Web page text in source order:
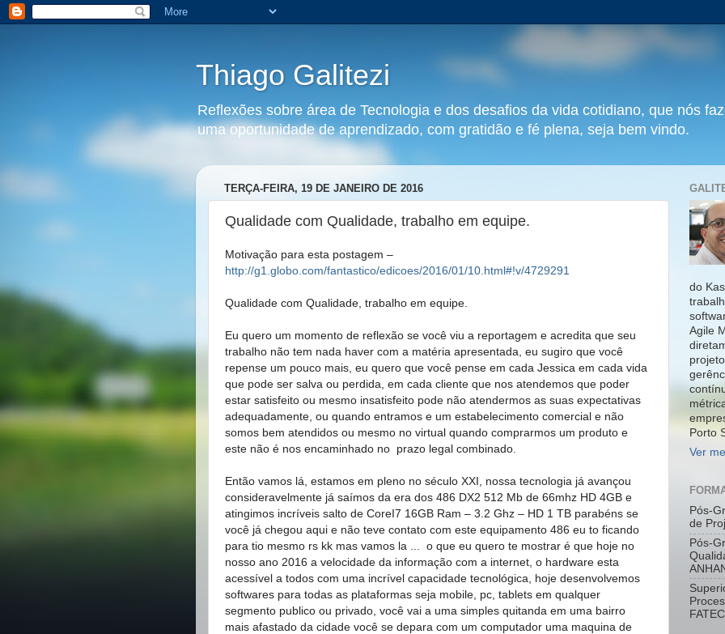
Thiago Galitezi
Reflexões sobre área de Tecnologia e dos desafios da vida cotidiano, que nós
uma oportunidade de aprendizado, com gratidão e fé plena, seja bem vindo.
TERÇA-FEIRA, 19 DE JANEIRO DE 2016
Qualidade com Qualidade, trabalho em equipe.
Motivação para esta postagem –
http://g1.globo.com/fantastico/edicoes/2016/01/10.html#!v/4729291
Qualidade com Qualidade, trabalho em equipe.
Eu quero um momento de reflexão se você viu a reportagem e acredita que seu
trabalho não tem nada haver com a matéria apresentada, eu sugiro que você
repense um pouco mais, eu quero que você pense em cada Jessica em cada vida
que pode ser salva ou perdida, em cada cliente que nos atendemos que poder
estar satisfeito ou mesmo insatisfeito pode não atendermos as suas expectativas
adequadamente, ou quando entramos e um estabelecimento comercial e não
somos bem atendidos ou mesmo no virtual quando comprarmos um produto e
este não é nos encaminhado no prazo legal combinado.
Então vamos lá, estamos em pleno no século XXI, nossa tecnologia já avançou
consideravelmente já saímos da era dos 486 DX2 512 Mb de 66mhz HD 4GB e
atingimos incríveis salto de CoreI7 16GB Ram – 3.2 Ghz – HD 1 TB parabéns se
você já chegou aqui e não teve contato com este equipamento 486 eu to ficando
para tio mesmo rs kk mas vamos la ... o que eu quero te mostrar é que hoje no
nosso ano 2016 a velocidade da informação com a internet, o hardware esta
acessível a todos com uma incrível capacidade tecnológica, hoje desenvolvemos
softwares para todas as plataformas seja mobile, pc, tablets em qualquer
segmento publico ou privado, você vai a uma simples quitanda em uma bairro
mais afastado da cidade você se depara com um computador uma maquina de
do
Agile
Porto
Ver
Pós-
de
Pós-